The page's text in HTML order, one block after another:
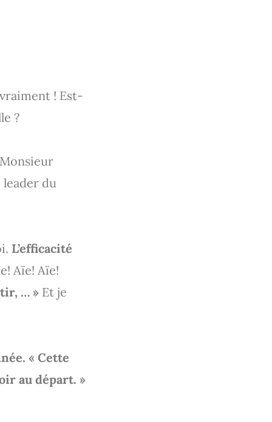
vraiment ! Est-
?
Monsieur
leader du
L’efficacité
Aïe! Aïe!
… » Et je
« Cette
au départ. »